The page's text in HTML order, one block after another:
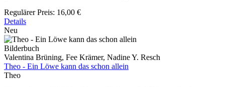
Regulärer Preis: 16,00 €
Details
Neu
Bilderbuch
Valentina Brüning, Fee Krämer, Nadine Y. Resch
Theo - Ein Löwe kann das schon allein
Theo